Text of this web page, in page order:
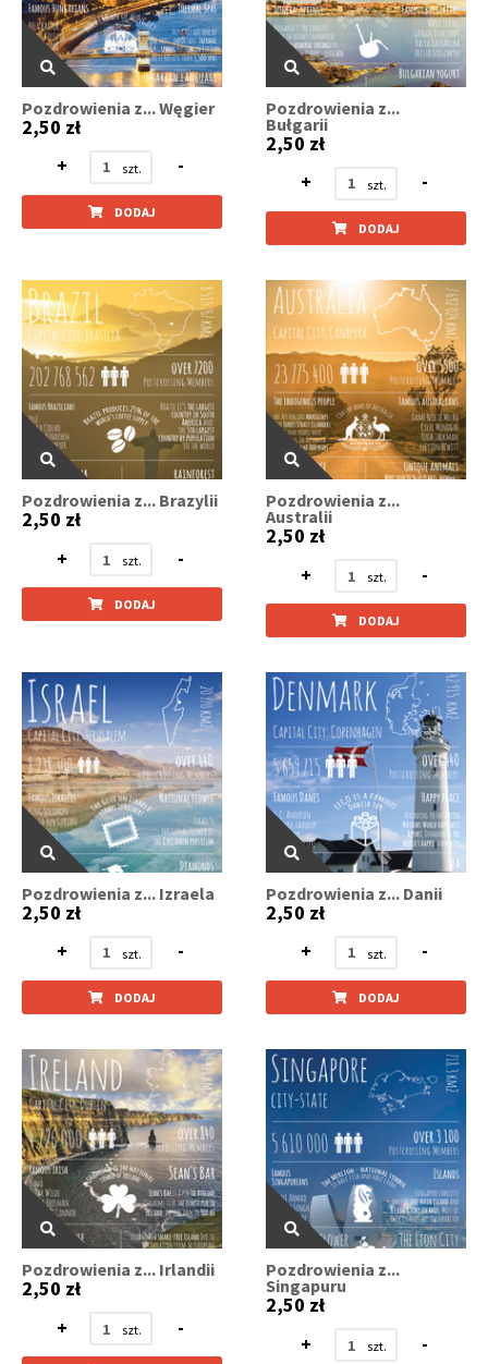
Pozdrowienia z... Węgier
2,50 zł
+
-
DODAJ
Pozdrowienia z...
Bułgarii
2,50 zł
+
-
DODAJ
Pozdrowienia z... Brazylii
2,50 zł
+
-
DODAJ
Pozdrowienia z...
Australii
2,50 zł
+
-
DODAJ
Pozdrowienia z... Izraela
2,50 zł
+
-
DODAJ
Pozdrowienia z... Danii
2,50 zł
+
-
DODAJ
Pozdrowienia z... Irlandii
2,50 zł
+
-
Pozdrowienia z...
Singapuru
2,50 zł
+
-